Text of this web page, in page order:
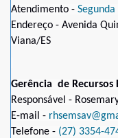
Atendimento - Segunda
Endereço - Avenida
Viana/ES
Gerência de
Responsável -
E-mail -
Telefone - (27) 3354-